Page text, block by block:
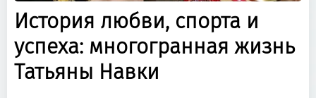
История любви, спорта и
успеха: многогранная жизнь
Татьяны Навки